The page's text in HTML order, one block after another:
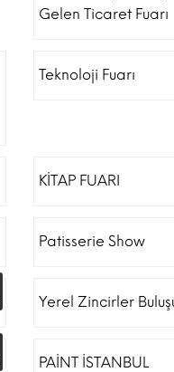
Gelen Ticaret Fuarı
Teknoloji Fuarı
KİTAP FUARI
Patisserie Show
Yerel Zincirler
PAİNT İSTANBUL